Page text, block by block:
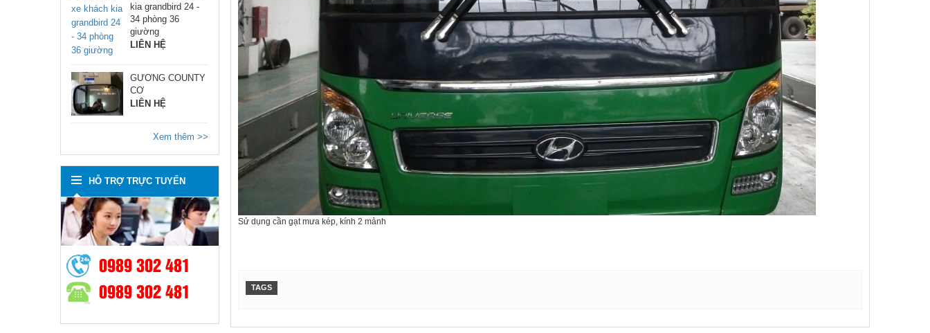
Sử dụng cần gạt mưa kép, kính 2 mảnh
TAGS
kia grandbird 24 -
34 phòng 36
giường
LIÊN HỆ
GƯƠNG COUNTY
CƠ
LIÊN HỆ
Xem thêm >>
HỖ TRỢ TRỰC TUYẾN
0989 302 481
0989 302 481